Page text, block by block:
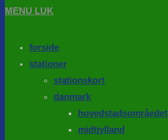
MENU LUK
forside
stationer
stationskort
danmark
hovedstadsområedet
midtjylland